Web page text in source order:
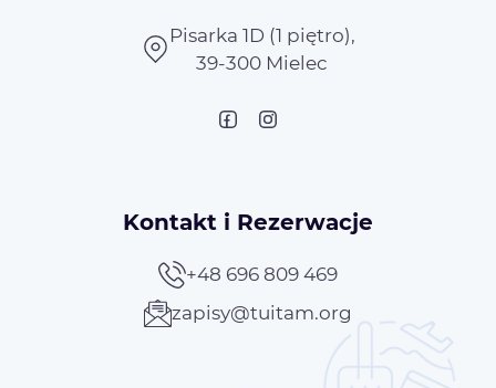
Pisarka 1D (1 piętro),
39-300 Mielec
Kontakt i Rezerwacje
+48 696 809 469
zapisy@tuitam.org